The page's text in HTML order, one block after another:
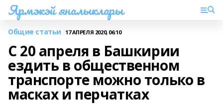
Ярмэкэй яналыклары
Общие статьи 17 АПРЕЛЯ 2020, 06:10
С 20 апреля в Башкирии
ездить в общественном
транспорте можно только в
масках и перчатках